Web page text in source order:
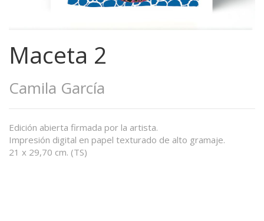
Maceta 2
Camila García
Edición abierta firmada por la artista.
Impresión digital en papel texturado de alto gramaje.
21 x 29,70 cm. (TS)